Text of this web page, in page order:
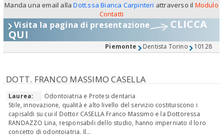
Manda una email allaDott.ssa Bianca Carpinteri attraverso il Modulo
Contatti
Visita la pagina di presentazione CLICCA
QUI
Piemonte Dentista Torino 10128
DOTT. FRANCO MASSIMO CASELLA
Laurea:
Odontoiatria e Protesi dentaria
Stile, innovazione, qualità e alto livello del servizio costituiscono i
capisaldi su cui il Dottor CASELLA Franco Massimo e la Dottoressa
RANDAZZO Lina, responsabili dello studio, hanno imperniato il loro
concetto di odontoiatria. Il...